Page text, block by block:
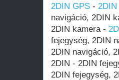
2DIN GPS - 2DIN
navigáció, 2DIN
2DIN kamera -
fejegység, 2DIN
2DIN navigáció,
2DIN - 2DIN
2DIN fejegység,